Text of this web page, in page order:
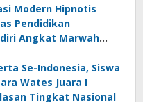
Modern Hipnotis
Pendidikan
Angkat Marwah
Se-Indonesia, Siswa
Wates Juara I
Tingkat Nasional